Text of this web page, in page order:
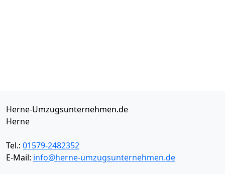
Herne-Umzugsunternehmen.de
Herne
Tel.: 01579-2482352
E-Mail: info@herne-umzugsunternehmen.de